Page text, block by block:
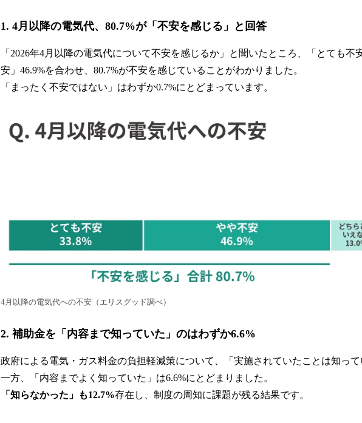
1. 4月以降の電気代、80.7%が「不安を感じる」と回答
「2026年4月以降の電気代について不安を感じるか」と聞いたところ、「とても不
安」46.9%を合わせ、80.7%が不安を感じていることがわかりました。
「まったく不安ではない」はわずか0.7%にとどまっています。
4月以降の電気代への不安（エリスグッド調べ）
2. 補助金を「内容まで知っていた」のはわずか6.6%
政府による電気・ガス料金の負担軽減策について、「実施されていたことは知って
一方、「内容までよく知っていた」は6.6%にとどまりました。
「知らなかった」も12.7%存在し、制度の周知に課題が残る結果です。